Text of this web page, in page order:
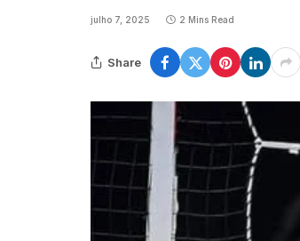
julho 7, 2025 2 Mins Read
Share